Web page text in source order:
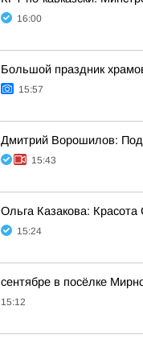
16:00
Большой праздник
15:57
Дмитрий Ворошилов:
15:43
Ольга Казакова: Красота
15:24
сентябре в посёлке
15:12